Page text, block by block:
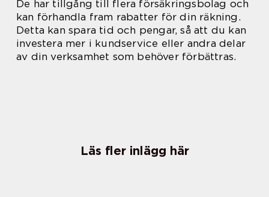
De har tillgång till flera försäkringsbolag och
kan förhandla fram rabatter för din räkning.
Detta kan spara tid och pengar, så att du kan
investera mer i kundservice eller andra delar
av din verksamhet som behöver förbättras.
Läs fler inlägg här